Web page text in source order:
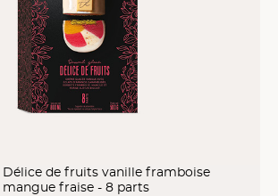
Délice de fruits vanille framboise
mangue fraise - 8 parts